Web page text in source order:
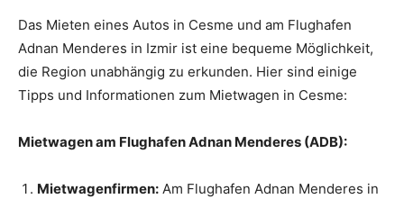
Das Mieten eines Autos in Cesme und am Flughafen
Adnan Menderes in Izmir ist eine bequeme Möglichkeit,
die Region unabhängig zu erkunden. Hier sind einige
Tipps und Informationen zum Mietwagen in Cesme:
Mietwagen am Flughafen Adnan Menderes (ADB):
Mietwagenfirmen: Am Flughafen Adnan Menderes in